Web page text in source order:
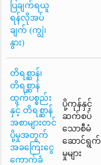
ပြချက်ရယူ
ရန်လိုအပ်
ချက် (ကျွဲ၊
နွား)
တိရစ္ဆာန်၊
တိရစ္ဆာန်
ထွက်ပစ္စည်း
နှင့် တိရစ္ဆာန်
အစာများတင်
ပို့မှုအတွက်
အခကြေးငွေ
ကောက်ခံ
ပို့ကုန်နှင့်
ဆက်စပ်
သောစီမံ
ဆောင်ရွက်
မှုများ